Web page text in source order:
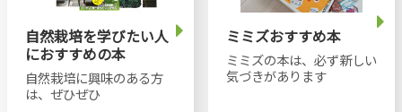
自然栽培を学びたい人
におすすめの本
自然栽培に興味のある方
は、ぜひぜひ
ミミズおすすめ本
ミミズの本は、必ず新しい
気づきがあります